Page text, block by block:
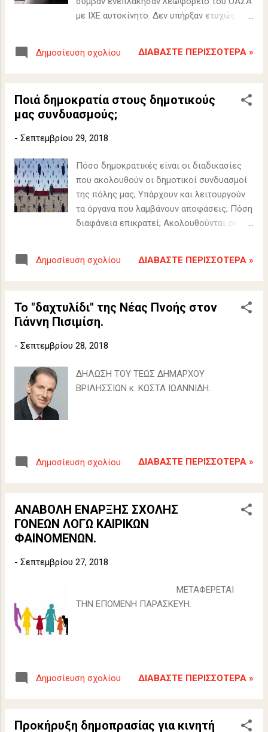
με ΙΧΕ αυτοκίνητο. Δεν υπήρξαν ετυχώς
Δήμου Βριλησσίων). ΔΕΙΤΕ ΟΛΕΣ ΤΙΣ
ΦΩΤΟΓΡΑΦΙΕΣ:
Δημοσίευση σχολίου ΔΙΑΒΆΣΤΕ ΠΕΡΙΣΣΌΤΕΡΑ »
Ποιά δημοκρατία στους δημοτικούς
μας συνδυασμούς;
- Σεπτεμβρίου 29, 2018
Πόσο δημοκρατικές είναι οι διαδικασίες
που ακολουθούν οι δημοτικοί συνδυασμοί
της πόλης μας; Υπάρχουν και λειτουργούν
τα όργανα που λαμβάνουν αποφάσεις; Πόση
διαφάνεια επικρατεί; Ακολουθούνται οι
Δημοσίευση σχολίου ΔΙΑΒΆΣΤΕ ΠΕΡΙΣΣΌΤΕΡΑ »
Το "δαχτυλίδι" της Νέας Πνοής στον
Γιάννη Πισιμίση.
- Σεπτεμβρίου 28, 2018
ΔΗΛΩΣΗ ΤΟΥ ΤΕΩΣ ΔΗΜΑΡΧΟΥ
ΒΡΙΛΗΣΣΙΩΝ κ. ΚΩΣΤΑ ΙΩΑΝΝΙΔΗ.
Δημοσίευση σχολίου ΔΙΑΒΆΣΤΕ ΠΕΡΙΣΣΌΤΕΡΑ »
ΑΝΑΒΟΛΗ ΕΝΑΡΞΗΣ ΣΧΟΛΗΣ
ΓΟΝΕΩΝ ΛΟΓΩ ΚΑΙΡΙΚΩΝ
ΦΑΙΝΟΜΕΝΩΝ.
- Σεπτεμβρίου 27, 2018
ΜΕΤΑΦΕΡΕΤΑΙ
ΤΗΝ ΕΠΟΜΕΝΗ ΠΑΡΑΣΚΕΥΗ.
Δημοσίευση σχολίου ΔΙΑΒΆΣΤΕ ΠΕΡΙΣΣΌΤΕΡΑ »
Προκήρυξη δημοπρασίας για κινητή